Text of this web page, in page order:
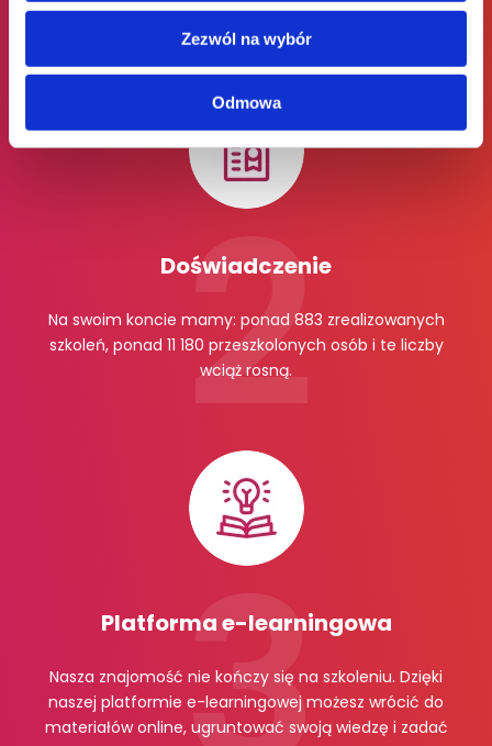
Zezwól na wybór
Odmowa
być.
Doświadczenie
Na swoim koncie mamy: ponad 883 zrealizowanych
szkoleń, ponad 11 180 przeszkolonych osób i te liczby
wciąż rosną.
Platforma e-learningowa
Nasza znajomość nie kończy się na szkoleniu. Dzięki
naszej platformie e-learningowej możesz wrócić do
materiałów online, ugruntować swoją wiedzę i zadać